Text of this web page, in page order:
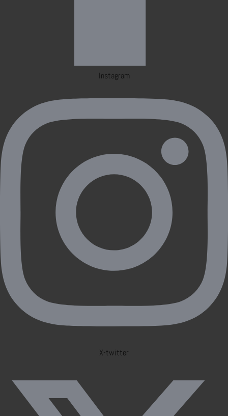
Instagram
X-twitter